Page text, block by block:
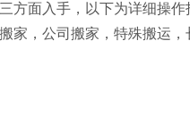
方面入手，以下为详细操作
家，公司搬家，特殊搬运，